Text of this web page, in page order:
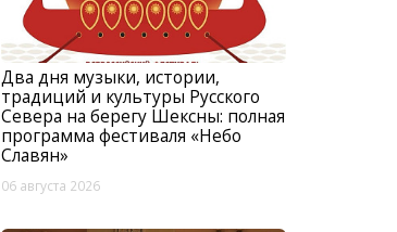
Два дня музыки, истории,
традиций и культуры Русского
Севера на берегу Шексны: полная
программа фестиваля «Небо
Славян»
06 августа 2026